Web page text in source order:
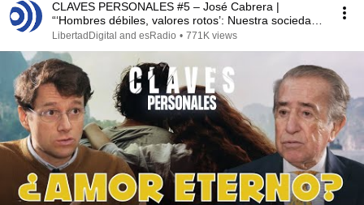
CLAVES PERSONALES #5 – José Cabrera |
“‘Hombres débiles, valores rotos’: Nuestra sociedad
colapsa”
LibertadDigital and esRadio • 771K views